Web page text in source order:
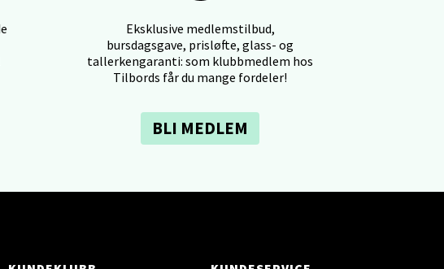
Eksklusive medlemstilbud,
bursdagsgave, prisløfte, glass- og
tallerkengaranti: som klubbmedlem hos
Tilbords får du mange fordeler!
BLI MEDLEM
Velg